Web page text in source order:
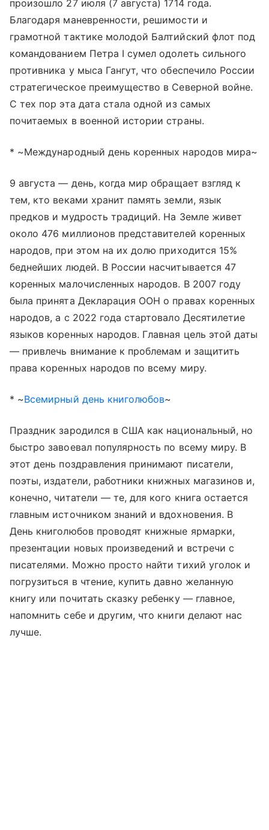
произошло 27 июля (7 августа) 1714 года.
Благодаря маневренности, решимости и
грамотной тактике молодой Балтийский флот под
командованием Петра I сумел одолеть сильного
противника у мыса Гангут, что обеспечило России
стратегическое преимущество в Северной войне.
С тех пор эта дата стала одной из самых
почитаемых в военной истории страны.
* ~Международный день коренных народов мира~
9 августа — день, когда мир обращает взгляд к
тем, кто веками хранит память земли, язык
предков и мудрость традиций. На Земле живет
около 476 миллионов представителей коренных
народов, при этом на их долю приходится 15%
беднейших людей. В России насчитывается 47
коренных малочисленных народов. В 2007 году
была принята Декларация ООН о правах коренных
народов, а с 2022 года стартовало Десятилетие
языков коренных народов. Главная цель этой даты
— привлечь внимание к проблемам и защитить
права коренных народов по всему миру.
* ~Всемирный день книголюбов~
Праздник зародился в США как национальный, но
быстро завоевал популярность по всему миру. В
этот день поздравления принимают писатели,
поэты, издатели, работники книжных магазинов и,
конечно, читатели — те, для кого книга остается
главным источником знаний и вдохновения. В
День книголюбов проводят книжные ярмарки,
презентации новых произведений и встречи с
писателями. Можно просто найти тихий уголок и
погрузиться в чтение, купить давно желанную
книгу или почитать сказку ребенку — главное,
напомнить себе и другим, что книги делают нас
лучше.